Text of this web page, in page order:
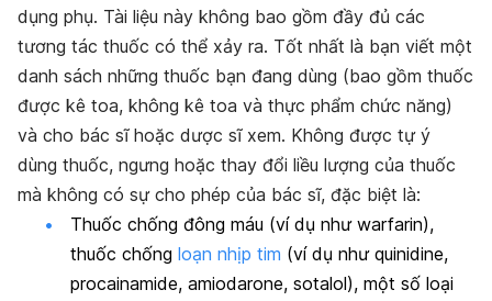
dụng phụ. Tài liệu này không bao gồm đầy đủ các
tương tác thuốc có thể xảy ra. Tốt nhất là bạn viết một
danh sách những thuốc bạn đang dùng (bao gồm thuốc
được kê toa, không kê toa và thực phẩm chức năng)
và cho bác sĩ hoặc dược sĩ xem. Không được tự ý
dùng thuốc, ngưng hoặc thay đổi liều lượng của thuốc
mà không có sự cho phép của bác sĩ, đặc biệt là:
Thuốc chống đông máu (ví dụ như warfarin),
thuốc chống loạn nhịp tim (ví dụ như quinidine,
procainamide, amiodarone, sotalol), một số loại